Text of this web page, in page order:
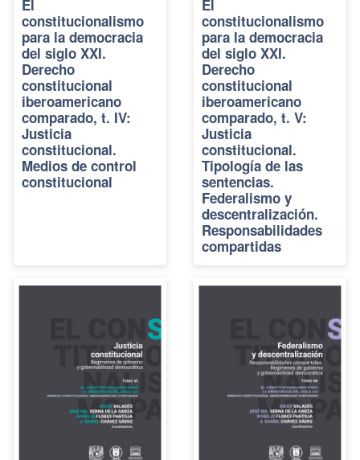
El
constitucionalismo
para la democracia
del siglo XXI.
Derecho
constitucional
iberoamericano
comparado, t. IV:
Justicia
constitucional.
Medios de control
constitucional
El
constitucionalismo
para la democracia
del siglo XXI.
Derecho
constitucional
iberoamericano
comparado, t. V:
Justicia
constitucional.
Tipología de las
sentencias.
Federalismo y
descentralización.
Responsabilidades
compartidas